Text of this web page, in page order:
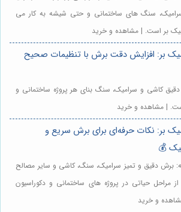
سنگ های ساختمانی و حتی شیشه به کار می
بر است. | مشاهده و خرید
بر: افزایش دقت برش با تنظیمات صحیح
کاشی و سرامیک، سنگ بنای هر پروژه ساختمانی و
| مشاهده و خرید
بر: نکات حرفه‌ای برای برش سریع و
💰
برش دقیق و تمیز سرامیک، سنگ، کاشی و سایر مصالح
مراحل حیاتی در پروژه های ساختمانی و دکوراسیون
و خرید